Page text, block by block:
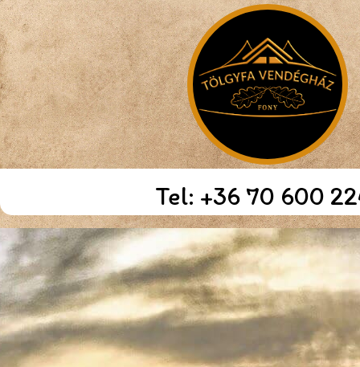
Tel: +36 70 600